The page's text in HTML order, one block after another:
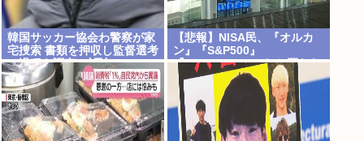
韓国サッカー協会わ警察が家
宅捜索 書類を押収し監督選考
の過程を調査 <\`皿´>
【悲報】NISA民、『オルカ
ン』『S&P500』
『NASDAQ100』しか買わな
い